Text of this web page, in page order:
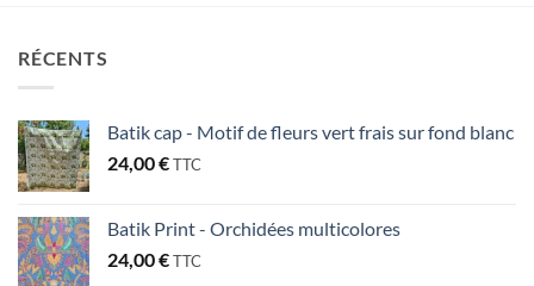
RÉCENTS
Batik cap - Motif de fleurs vert frais sur fond blanc
24,00€TTC
Batik Print - Orchidées multicolores
24,00€TTC